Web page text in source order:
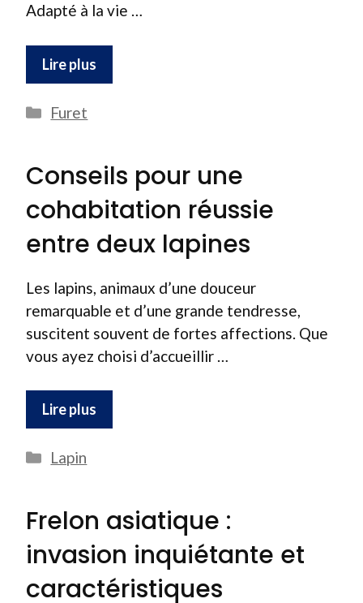
Adapté à la vie …
Lire plus
Catégories
Furet
Conseils pour une
cohabitation réussie
entre deux lapines
Les lapins, animaux d’une douceur
remarquable et d’une grande tendresse,
suscitent souvent de fortes affections. Que
vous ayez choisi d’accueillir …
Lire plus
Catégories
Lapin
Frelon asiatique :
invasion inquiétante et
caractéristiques